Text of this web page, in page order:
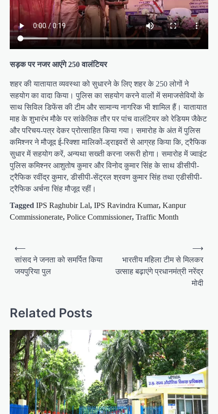
सड़क पर नजर आएंगे 250 वालंटियर
शहर की यातायात व्यवस्था को सुधारने के लिए शहर के 250 लोगों ने
सहयोग का वादा किया। पुलिस का सहयोग करने वालों में समाजसेवियों के
साथ सिविल डिफेंस की टीम और सामान्य नागरिक भी शामिल हैं। यातायात
माह के शुभारंभ मौके पर सांकेतिक तौर पर पांच वालंटियर को रेडियम जैकेट
और परिचय-पत्र देकर प्रोत्साहित किया गया। समारोह के अंत में पुलिस
कमिश्नर ने मौजूद ई-रिक्शा मालिकों-ड्राइवरों से आग्रह किया कि, ट्रैफिक
सुधार में सहयोग करें, अन्यथा सख्ती करना जरूरी होगा। समारोह में ज्वाइंट
पुलिस कमिश्नर आशुतोष कुमार और विनोद कुमार सिंह के साथ डीसीपी-
ट्रैफिक रवींद्र कुमार, डीसीपी-सेंट्रल श्रवण कुमार सिंह तथा एडीसीपी-
ट्रैफिक अर्चना सिंह मौजूद रहीं।
Tagged IPS Raghubir Lal, IPS Ravindra Kumar, Kanpur
Commissionerate, Police Commissioner, Traffic Month
o
a
v
i
g
a
t
i
⟵
सांसद ने जनता को समर्पित किया
जयपुरिया पुल
भारतीय महिला टीम से मिलकर
उत्साह बढ़ाएंगे प्रधानमंत्री नरेंद्र
मोदी
⟶
Related Posts